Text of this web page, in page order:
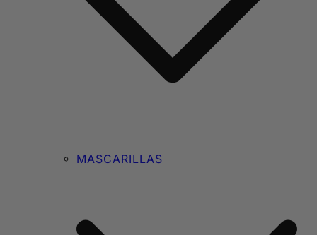
MASCARILLAS